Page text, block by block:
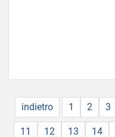
indietro 1 2 3
11 12 13 14